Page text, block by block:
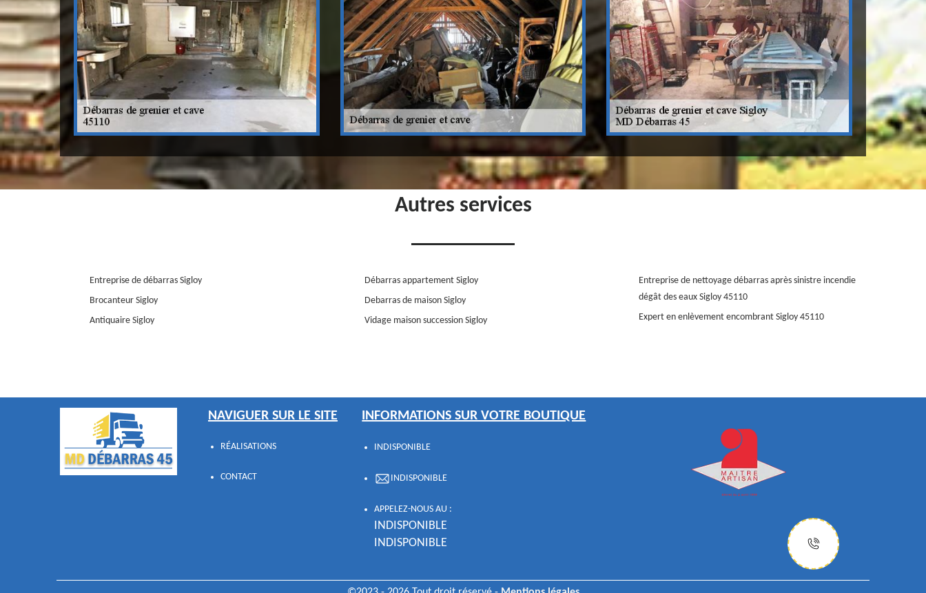
Autres services
Entreprise de débarras Sigloy
Brocanteur Sigloy
Antiquaire Sigloy
Débarras appartement Sigloy
Debarras de maison Sigloy
Vidage maison succession Sigloy
Entreprise de nettoyage débarras après sinistre incendie
dégât des eaux Sigloy 45110
Expert en enlèvement encombrant Sigloy 45110
NAVIGUER SUR LE SITE
RÉALISATIONS
CONTACT
INFORMATIONS SUR VOTRE BOUTIQUE
INDISPONIBLE
INDISPONIBLE
APPELEZ-NOUS AU :
INDISPONIBLE
INDISPONIBLE